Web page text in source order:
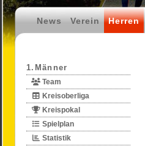
News Verein Herren
1.Männer
Team
Kreisoberliga
Kreispokal
Spielplan
Statistik